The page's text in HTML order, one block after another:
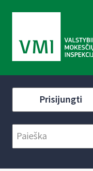
Prisijungti